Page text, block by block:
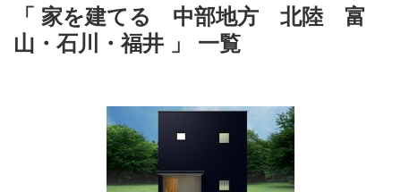
「 家を建てる 中部地方 北陸 富
山・石川・福井 」 一覧